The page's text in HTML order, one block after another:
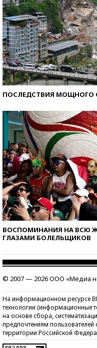
ПОСЛЕДСТВИЯ МОЩНОГО
ВОСПОМИНАНИЯ НА ВСЮ
ГЛАЗАМИ БОЛЕЛЬЩИКОВ
© 2007 — 2026 ООО «Медиа
На информационном ресурсе
технологии (информационные
на основе сбора,
предпочтениям пользователей
территории Российской